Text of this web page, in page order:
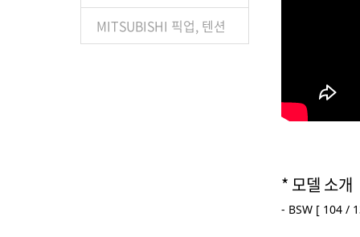
MITSUBISHI 픽업, 텐션
* 모델 소개
- BSW [ 104 /